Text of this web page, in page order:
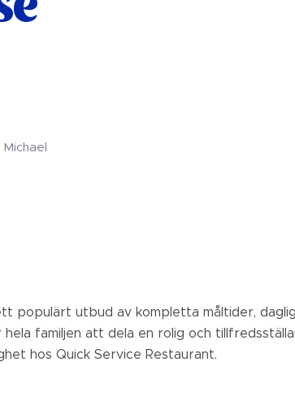
populärt utbud av kompletta måltider,
familjen att dela en rolig och
hos Quick Service Restaurant.